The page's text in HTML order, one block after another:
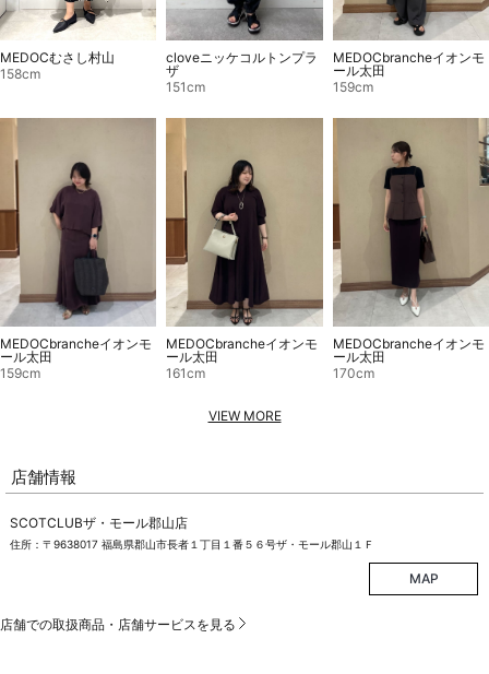
MEDOCむさし村山
158cm
cloveニッケコルトンプラ
ザ
151cm
MEDOCbrancheイオンモ
ール太田
159cm
MEDOCbrancheイオンモ
ール太田
159cm
MEDOCbrancheイオンモ
ール太田
161cm
MEDOCbrancheイオンモ
ール太田
170cm
VIEW MORE
店舗情報
SCOTCLUBザ・モール郡山店
住所：〒9638017 福島県郡山市長者１丁目１番５６号ザ・モール郡山１Ｆ
MAP
店舗での取扱商品・店舗サービスを見る